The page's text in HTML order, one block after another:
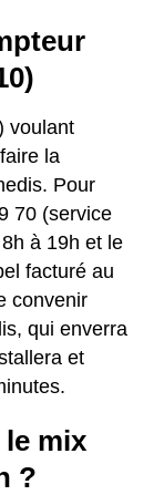
voulant
la
Pour
70 (service
à 19h et le
facturé au
convenir
qui enverra
et
le mix
?